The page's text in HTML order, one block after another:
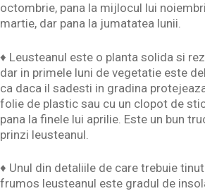
octombrie, pana la mijlocul lui
martie, dar pana la jumatatea lunii.
♦ Leusteanul este o planta solida si
dar in primele luni de vegetatie este
ca daca il sadesti in gradina
folie de plastic sau cu un clopot de
pana la finele lui aprilie. Este un bun
prinzi leusteanul.
♦ Unul din detaliile de care trebuie
frumos leusteanul este gradul de